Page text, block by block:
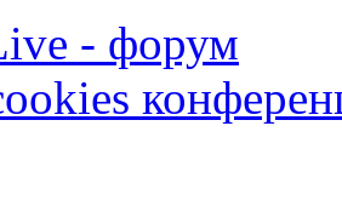
- форум